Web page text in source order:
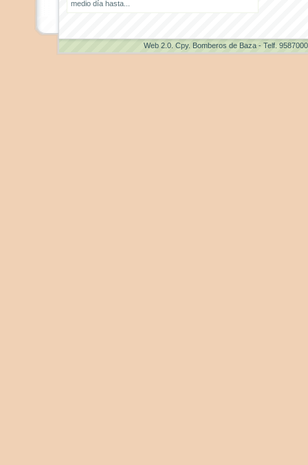
medio día hasta...
Web 2.0 . Cpy. Bomberos de Baza - Telf.